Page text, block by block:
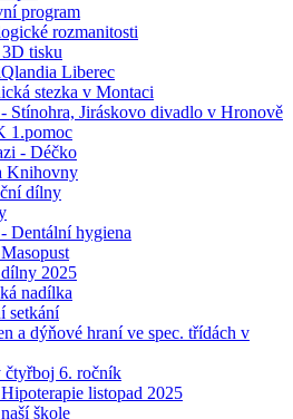
program
rozmanitosti
tisku
Liberec
stezka v Montaci
Stínohra, Jiráskovo divadlo v Hronově
1.pomoc
- Déčko
Knihovny
dílny
Dentální hygiena
2025
nadílka
setkání
a dýňové hraní ve spec. třídách v
čtyřboj 6. ročník
listopad 2025
škole